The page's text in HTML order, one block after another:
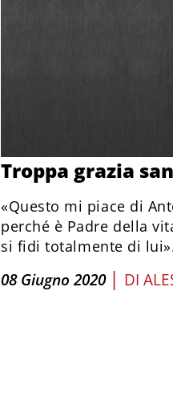
Troppa grazia
«Questo mi piace di
perché è Padre della
si fidi totalmente di
08 Giugno 2020 | DI